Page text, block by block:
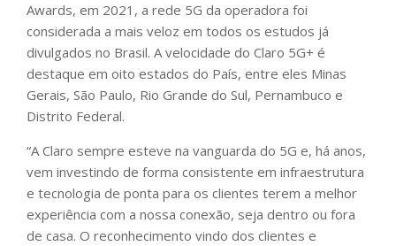
Awards, em 2021, a rede 5G da operadora foi
considerada a mais veloz em todos os estudos já
divulgados no Brasil. A velocidade do Claro 5G+ é
destaque em oito estados do País, entre eles Minas
Gerais, São Paulo, Rio Grande do Sul, Pernambuco e
Distrito Federal.
“A Claro sempre esteve na vanguarda do 5G e, há anos,
vem investindo de forma consistente em infraestrutura
e tecnologia de ponta para os clientes terem a melhor
experiência com a nossa conexão, seja dentro ou fora
de casa. O reconhecimento vindo dos clientes e